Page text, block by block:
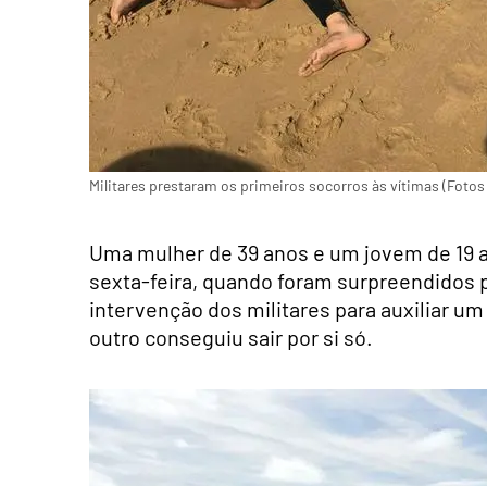
Militares prestaram os primeiros socorros às vítimas (Fotos
Uma mulher de 39 anos e um jovem de
sexta-feira, quando foram surpreendidos
intervenção dos militares para auxiliar
outro conseguiu sair por si só.